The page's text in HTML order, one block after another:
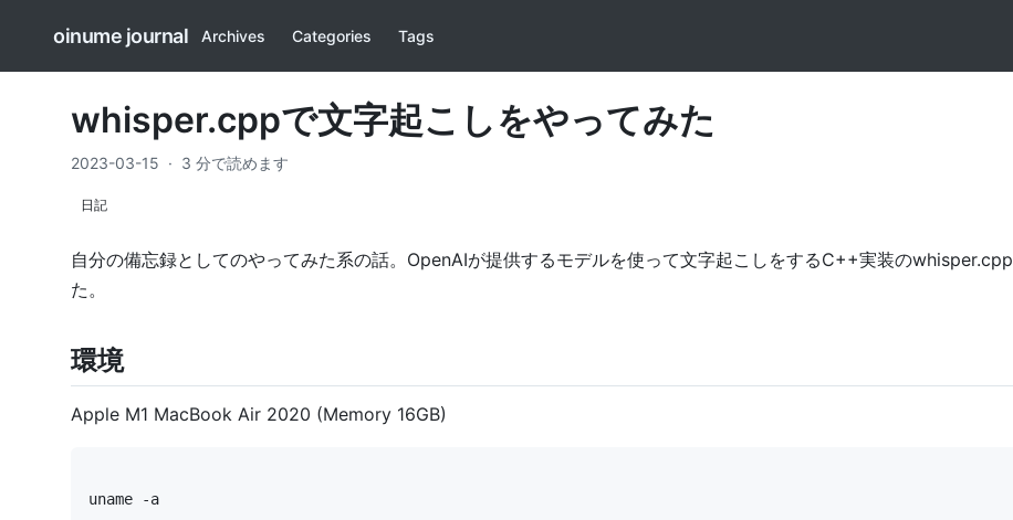
oinume journal Archives Categories Tags
whisper.cppで文字起こしをやってみた
2023-03-15 · 3 分で読めます
日記
自分の備忘録としてのやってみた系の話。OpenAIが提供するモデルを使って文字起こしをするC++実装のwhisper.cpp
た。
環境
Apple M1 MacBook Air 2020 (Memory 16GB)